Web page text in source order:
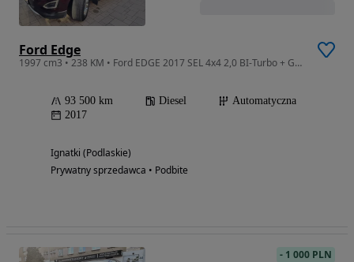
Ford Edge
1997 cm3 • 238 KM • Ford EDGE 2017 SEL 4x4 2,0 BI-Turbo + GAZ
93 500 km Diesel
Automatyczna
2017
Ignatki (Podlaskie)
Prywatny sprzedawca • Podbite
- 1 000 PLN